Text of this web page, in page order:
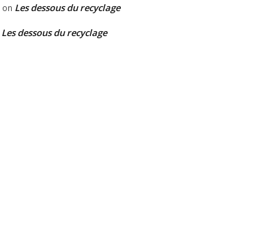
on Les dessous du recyclage
Les dessous du recyclage